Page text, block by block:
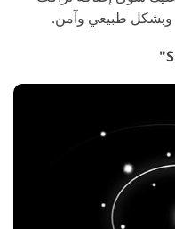
وبشكل طبيعي وآمن.